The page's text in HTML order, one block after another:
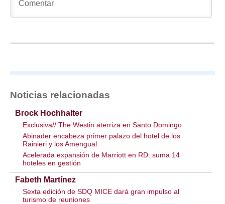
Noticias relacionadas
Brock Hochhalter
Exclusiva// The Westin aterriza en Santo Domingo
Abinader encabeza primer palazo del hotel de los
Rainieri y los Amengual
Acelerada expansión de Marriott en RD: suma 14
hoteles en gestión
Fabeth Martínez
Sexta edición de SDQ MICE dará gran impulso al
turismo de reuniones